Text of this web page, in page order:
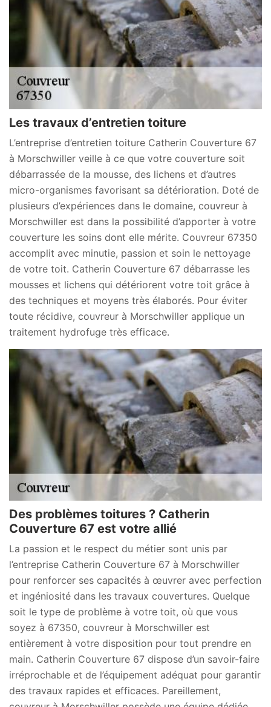
Les travaux d’entretien toiture
L’entreprise d’entretien toiture Catherin Couverture 67
à Morschwiller veille à ce que votre couverture soit
débarrassée de la mousse, des lichens et d’autres
micro-organismes favorisant sa détérioration. Doté de
plusieurs d’expériences dans le domaine, couvreur à
Morschwiller est dans la possibilité d’apporter à votre
couverture les soins dont elle mérite. Couvreur 67350
accomplit avec minutie, passion et soin le nettoyage
de votre toit. Catherin Couverture 67 débarrasse les
mousses et lichens qui détériorent votre toit grâce à
des techniques et moyens très élaborés. Pour éviter
toute récidive, couvreur à Morschwiller applique un
traitement hydrofuge très efficace.
Des problèmes toitures ? Catherin
Couverture 67 est votre allié
La passion et le respect du métier sont unis par
l’entreprise Catherin Couverture 67 à Morschwiller
pour renforcer ses capacités à œuvrer avec perfection
et ingéniosité dans les travaux couvertures. Quelque
soit le type de problème à votre toit, où que vous
soyez à 67350, couvreur à Morschwiller est
entièrement à votre disposition pour tout prendre en
main. Catherin Couverture 67 dispose d’un savoir-faire
irréprochable et de l’équipement adéquat pour garantir
des travaux rapides et efficaces. Pareillement,